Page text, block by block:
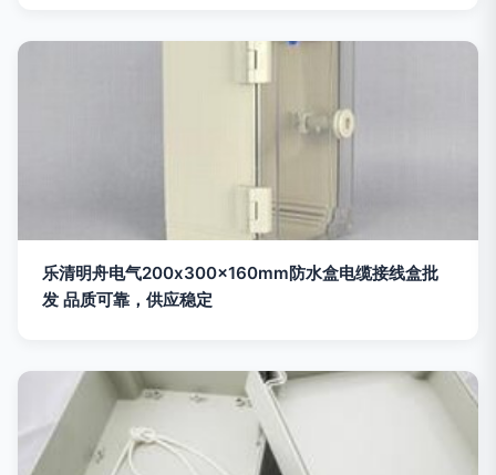
乐清明舟电气200x300x160mm防水盒电缆接线盒批
发 品质可靠，供应稳定